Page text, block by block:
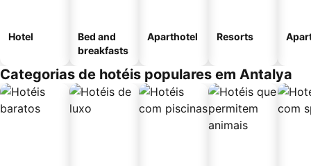
Hotel
Bed and
breakfasts
Aparthotel Resorts
Categorias de hotéis populares em Antalya